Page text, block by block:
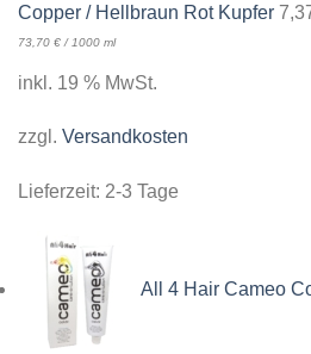
Copper / Hellbraun Rot Kupfer
73,70 € / 1000 ml
inkl. 19 % MwSt.
zzgl. Versandkosten
Lieferzeit: 2-3 Tage
All 4 Hair Cameo